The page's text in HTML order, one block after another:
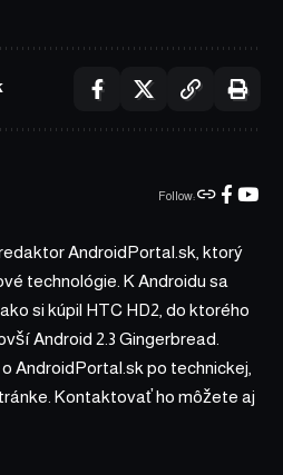
Follow:
AndroidPortal.sk, ktorý
technológie. K Androidu sa
si kúpil HTC HD2, do ktorého
Android 2.3 Gingerbread.
AndroidPortal.sk po technickej,
Kontaktovať ho môžete aj